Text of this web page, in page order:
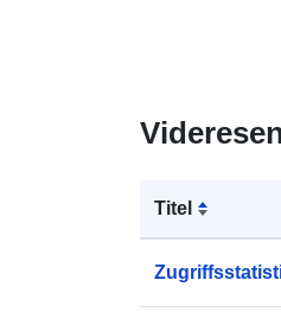
Titel